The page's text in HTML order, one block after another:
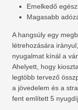
Emelkedő
Magasabb
A hangsúly egy
létrehozására
nyugalmat kínál a
Ahelyett, hogy
legtöbb tervező
a jövedelem és a
fent említett 5